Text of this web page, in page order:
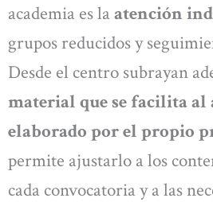
academia es la atención
grupos reducidos y
Desde el centro subrayan
material que se facilita al
elaborado por el propio
permite ajustarlo a los
cada convocatoria y a las